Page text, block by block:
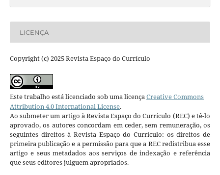
LICENÇA
Copyright (c) 2025 Revista Espaço do Currículo
Este trabalho está licenciado sob uma licençaCreative Commons
Attribution 4.0 International License.
Ao submeter um artigo à Revista Espaço do Currículo (REC) e tê-lo
aprovado, os autores concordam em ceder, sem remuneração, os
seguintes direitos à Revista Espaço do Currículo: os direitos de
primeira publicação e a permissão para que a REC redistribua esse
artigo e seus metadados aos serviços de indexação e referência
que seus editores julguem apropriados.